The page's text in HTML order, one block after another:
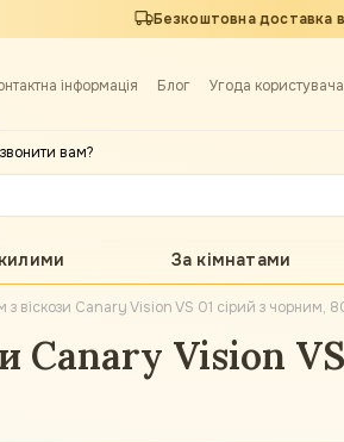
Безкоштовна доставка
інформація Блог Угода користувача
вам?
За кімнатами
віскози Canary Vision VS 01 сірий з чорним,
Canary Vision